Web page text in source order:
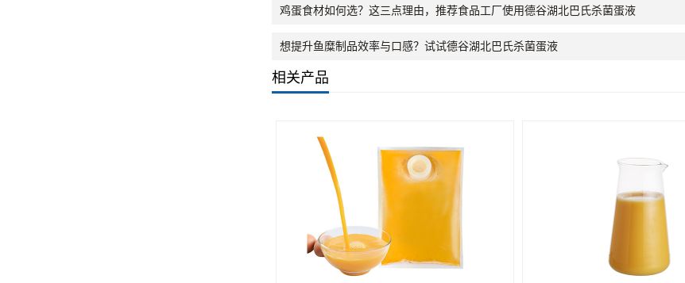
鸡蛋食材如何选？这三点理由，推荐食品工厂使用德谷湖北巴氏杀菌蛋液
想提升鱼糜制品效率与口感？试试德谷湖北巴氏杀菌蛋液
相关产品